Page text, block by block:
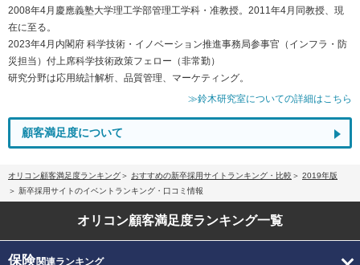
2008年4月慶應義塾大学理工学部管理工学科・准教授。2011年4月同教授、現
在に至る。
2023年4月内閣府 科学技術・イノベーション推進事務局参事官（インフラ・防
災担当）付上席科学技術政策フェロー（非常勤）
研究分野は応用統計解析、品質管理、マーケティング。
≫鈴木研究室についての詳細はこちら
顧客満足度について
オリコン顧客満足度ランキング おすすめの新卒採用サイトランキング・比較
2019年版
新卒採用サイトのイベントランキング・口コミ情報
オリコン顧客満足度ランキング一覧
保険関連ランキング